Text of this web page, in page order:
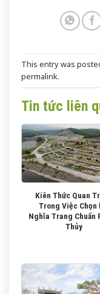
This entry was
permalink.
Tin tức liên
Kiên Thức Quan
Trong Việc Chọn
Nghĩa Trang Chuẩn
Thủy